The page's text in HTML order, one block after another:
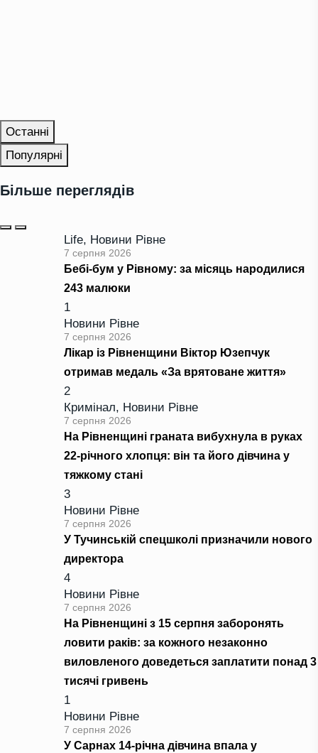
Останні
Популярні
Більше переглядів
Life, Новини Рівне
7 серпня 2026
Бебі-бум у Рівному: за місяць народилися
243 малюки
1
Новини Рівне
7 серпня 2026
Лікар із Рівненщини Віктор Юзепчук
отримав медаль «За врятоване життя»
2
Кримінал, Новини Рівне
7 серпня 2026
На Рівненщині граната вибухнула в руках
22-річного хлопця: він та його дівчина у
тяжкому стані
3
Новини Рівне
7 серпня 2026
У Тучинській спецшколі призначили нового
директора
4
Новини Рівне
7 серпня 2026
На Рівненщині з 15 серпня заборонять
ловити раків: за кожного незаконно
виловленого доведеться заплатити понад 3
тисячі гривень
1
Новини Рівне
7 серпня 2026
У Сарнах 14-річна дівчина впала у